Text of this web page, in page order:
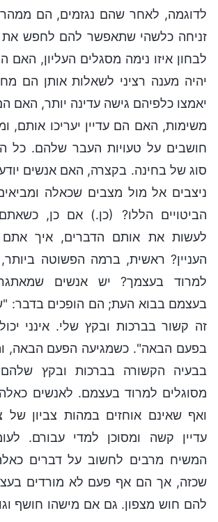
לדוגמה, לאחר שהם נגזמים, הם
זניחה כלשהי שתאפשר להם לחפש את
לבחון איזו נימה מסגלים העליון,
יהיה מענה רציני לשאלות אותן הם
יאמצו כלפיהם גישה עדינה יותר, האם
משימות, האם הם עדיין יעריכו אותם,
חושבים על טעויות העבר שלהם. כל
סוג של בחינה. בקצרה, האם אנשים
ניצבים אל מול מצבים שכאלה
הביטויים הללו? (כן.) אם כן, כשאתם
לעשות את אותם הדברים, איך
העניין? ראשית, ברמה הפשוטה
למרוד בעצמך? יש אנשים
בעצמם בבוא העת; הם הופכים בדבר:
זה קשור בברכות ובקץ שלי. אינני
בפעם הבאה". כשמגיעה הפעם הבאה,
בבעיה הקשורה בברכות ובקץ
מסוגלים למרוד בעצמם. לאנשים
ואף שאינם אוחזים במהות צביון של
עדיין קשה ומסוכן למדי עבורם.
המשיח מרבים לחשוב על דברים
שכזה, אך הם אף פעם לא מורדים
להם חוש מצפון. גם אם מישהו חושף